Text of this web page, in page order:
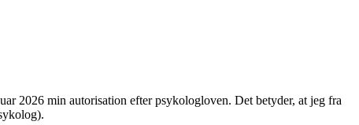
2026 min autorisation efter psykologloven. Det betyder, at jeg fra